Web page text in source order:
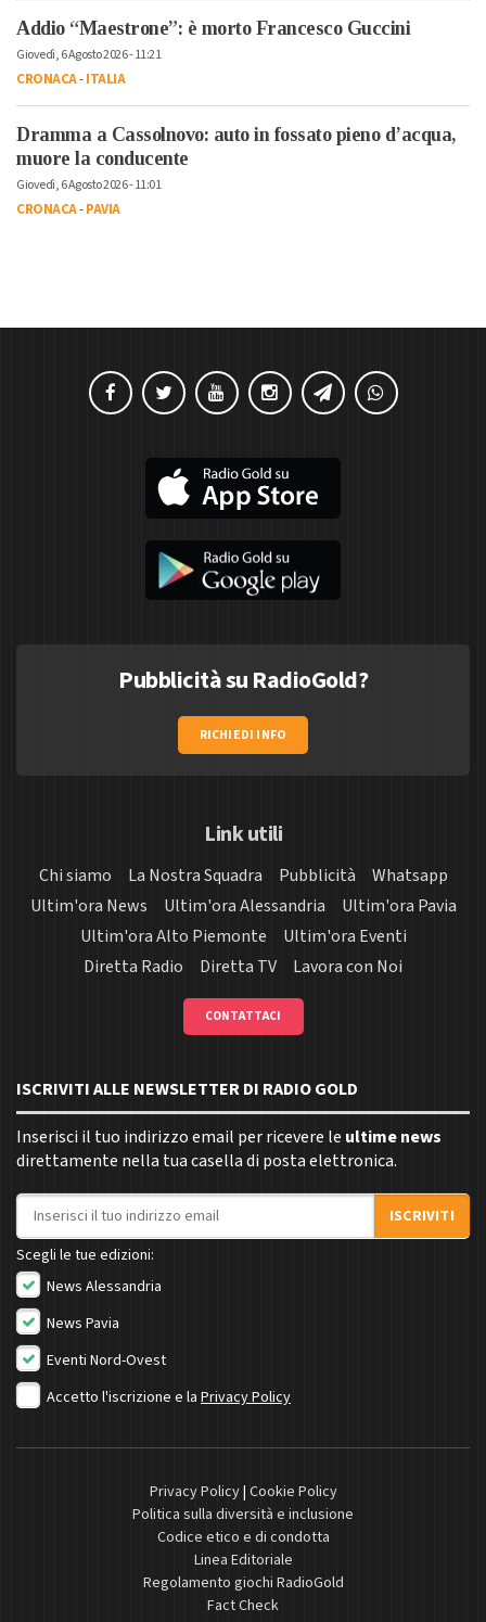
Addio “Maestrone”: è morto Francesco Guccini
Giovedì, 6 Agosto 2026 - 11:21
CRONACA-ITALIA
Dramma a Cassolnovo: auto in fossato pieno d’acqua,
muore la conducente
Giovedì, 6 Agosto 2026 - 11:01
CRONACA-PAVIA
Pubblicità su RadioGold?
RICHIEDI INFO
Link utili
Chi siamo La Nostra Squadra Pubblicità
Whatsapp
Ultim'ora News
Ultim'ora Alessandria
Ultim'ora Pavia
Ultim'ora Alto Piemonte
Ultim'ora Eventi
Diretta Radio
Diretta TV Lavora con Noi
CONTATTACI
ISCRIVITI ALLE NEWSLETTER DI RADIO GOLD
Inserisci il tuo indirizzo email per ricevere le ultime news
direttamente nella tua casella di posta elettronica.
Indirizzo email
ISCRIVITI
Scegli le tue edizioni:
News Alessandria
News Pavia
Eventi Nord-Ovest
Accetto l'iscrizione e la Privacy Policy
Privacy Policy| Cookie Policy
Politica sulla diversità e inclusione
Codice etico e di condotta
Linea Editoriale
Regolamento giochi RadioGold
Fact Check